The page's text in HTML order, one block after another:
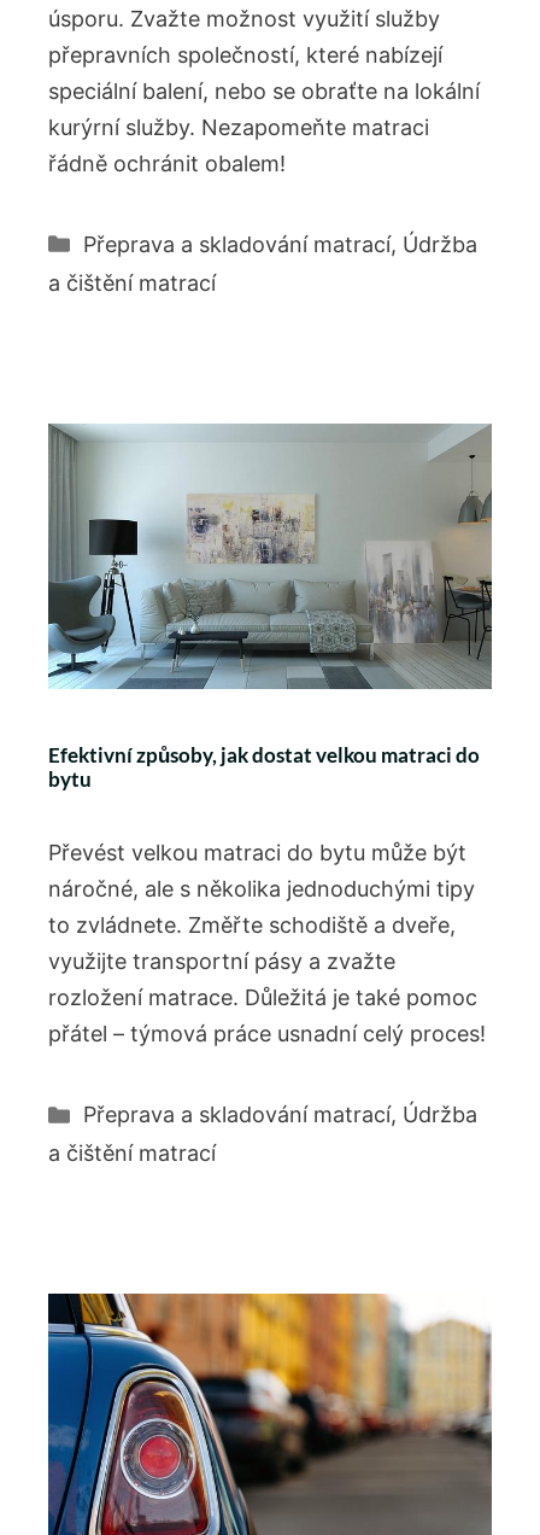
úsporu. Zvažte možnost využití služby
přepravních společností, které nabízejí
speciální balení, nebo se obraťte na lokální
kurýrní služby. Nezapomeňte matraci
řádně ochránit obalem!
Rubriky
Přeprava a skladování matrací, Údržba
a čištění matrací
Efektivní způsoby, jak dostat velkou matraci do
bytu
Převést velkou matraci do bytu může být
náročné, ale s několika jednoduchými tipy
to zvládnete. Změřte schodiště a dveře,
využijte transportní pásy a zvažte
rozložení matrace. Důležitá je také pomoc
přátel – týmová práce usnadní celý proces!
Rubriky
Přeprava a skladování matrací, Údržba
a čištění matrací